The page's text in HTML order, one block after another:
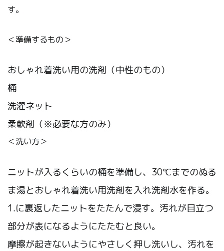
す。
＜準備するもの＞
おしゃれ着洗い用の洗剤（中性のもの）
桶
洗濯ネット
柔軟剤（※必要な方のみ）
＜洗い方＞
ニットが入るくらいの桶を準備し、30℃までのぬる
ま湯とおしゃれ着洗い用洗剤を入れ洗剤水を作る。
1.に裏返したニットをたたんで浸す。汚れが目立つ
部分が表になるようにたたむと良い。
摩擦が起きないようにやさしく押し洗いし、汚れを